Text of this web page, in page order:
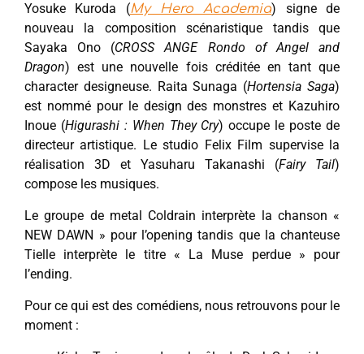
Yosuke Kuroda (My Hero Academia) signe de
nouveau la composition scénaristique tandis que
Sayaka Ono (CROSS ANGE Rondo of Angel and
Dragon) est une nouvelle fois créditée en tant que
character designeuse. Raita Sunaga (Hortensia Saga)
est nommé pour le design des monstres et Kazuhiro
Inoue (Higurashi : When They Cry) occupe le poste de
directeur artistique. Le studio Felix Film supervise la
réalisation 3D et Yasuharu Takanashi (Fairy Tail)
compose les musiques.
Le groupe de metal Coldrain interprète la chanson «
NEW DAWN » pour l’opening tandis que la chanteuse
Tielle interprète le titre « La Muse perdue » pour
l’ending.
Pour ce qui est des comédiens, nous retrouvons pour le
moment :